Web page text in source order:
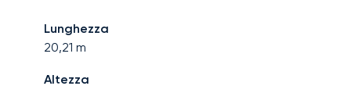
Lunghezza
20,21 m
Altezza